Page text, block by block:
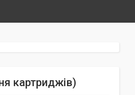
картриджів)